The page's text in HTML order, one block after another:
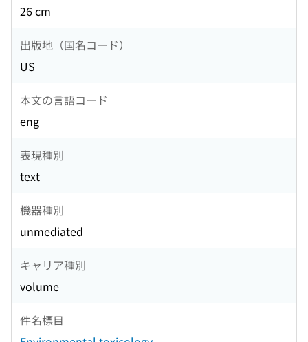
26 cm
出版地（国名コード）
US
本文の言語コード
eng
表現種別
text
機器種別
unmediated
キャリア種別
volume
件名標目